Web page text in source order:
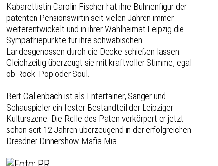
Kabarettistin Carolin Fischer hat ihre Bühnenfigur der
patenten Pensionswirtin seit vielen Jahren immer
weiterentwickelt und in ihrer Wahlheimat Leipzig die
Sympathiepunkte für ihre schwäbischen
Landesgenossen durch die Decke schießen lassen.
Gleichzeitig überzeugt sie mit kraftvoller Stimme, egal
ob Rock, Pop oder Soul.
Bert Callenbach ist als Entertainer, Sänger und
Schauspieler ein fester Bestandteil der Leipziger
Kulturszene. Die Rolle des Paten verkörpert er jetzt
schon seit 12 Jahren überzeugend in der erfolgreichen
Dresdner Dinnershow Mafia Mia.